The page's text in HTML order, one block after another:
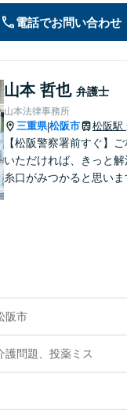
電話でお問い合わせ
山本 哲也 弁護士
山本法律事務所
三重県|松阪市 松阪駅
【松阪警察署前すぐ】
いただければ、きっと
糸口がみつかると思いま
阪市
護問題、投薬ミス